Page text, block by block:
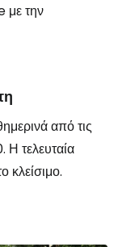
με την
από τις
Η τελευταία
κλείσιμο.